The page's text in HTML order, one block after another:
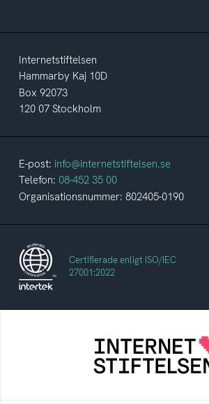
Internetstiftelsen
Hammarby Kaj 10D
Box 92073
120 07 Stockholm
E-post: info@internetstiftelsen.se
Telefon: 08-452 35 00
Organisationsnummer: 802405-0190
Certifierade enligt ISO/IEC
27001:2022
Internetstiftelsen verkar för ett
bidrar positivt till människan och